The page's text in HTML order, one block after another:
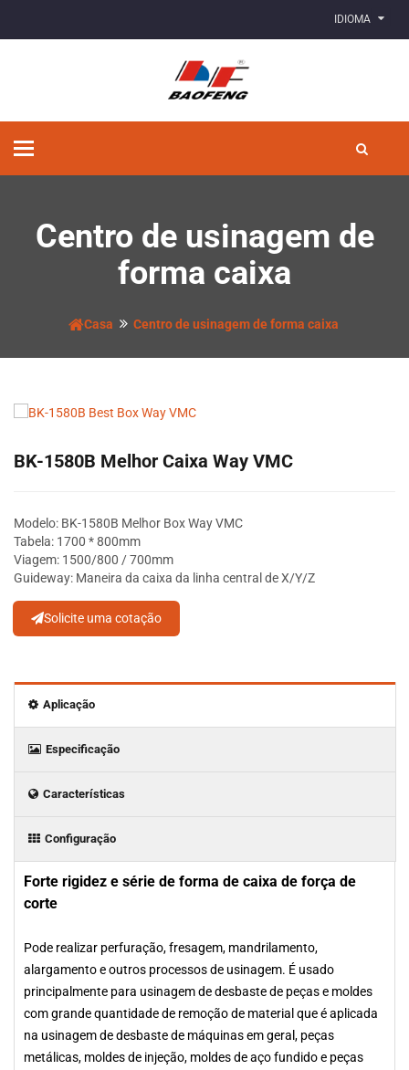
IDIOMA
Alternar
Centro de usinagem de
forma caixa
Casa Centro de usinagem de forma caixa
BK-1580B Melhor Caixa Way VMC
Modelo: BK-1580B Melhor Box Way VMC
Tabela: 1700 * 800mm
Viagem: 1500/800 / 700mm
Guideway: Maneira da caixa da linha central de X/Y/Z
Solicite uma cotação
Aplicação
Especificação
Características
Configuração
Forte rigidez e série de forma de caixa de força de
corte
Pode realizar perfuração, fresagem, mandrilamento,
alargamento e outros processos de usinagem. É usado
principalmente para usinagem de desbaste de peças e moldes
com grande quantidade de remoção de material que é aplicada
na usinagem de desbaste de máquinas em geral, peças
metálicas, moldes de injeção, moldes de aço fundido e peças